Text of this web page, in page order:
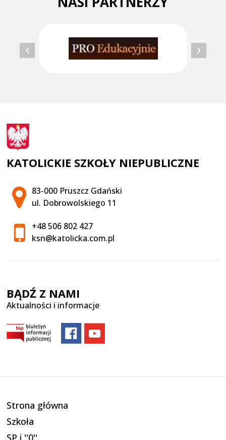
KATOLICKIE SZKOŁY NIEPUBLICZNE
Adres pocztowy:
83-000 Pruszcz Gdański
ul. Dobrowolskiego 11
+48 506 802 427
ksn@katolicka.com.pl
BĄDŹ Z NAMI
Aktualności i informacje
Strona główna
Szkoła